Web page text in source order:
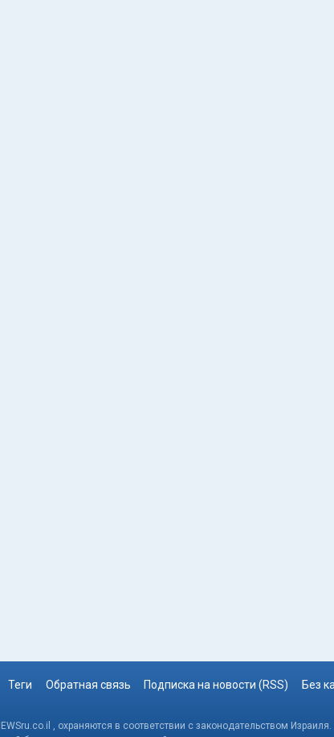
Теги Обратная связь Подписка на новости (RSS) Без
, охраняются в соответствии с законодательством